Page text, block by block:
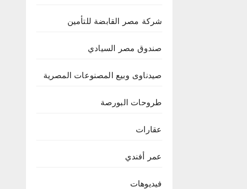
شركة مصر القابضة للتأمين
صندوق مصر السيادي
صيدناوى وبيع المصنوعات المصرية
طروحات البورصة
عقارات
عمر أفندي
فيديوهات